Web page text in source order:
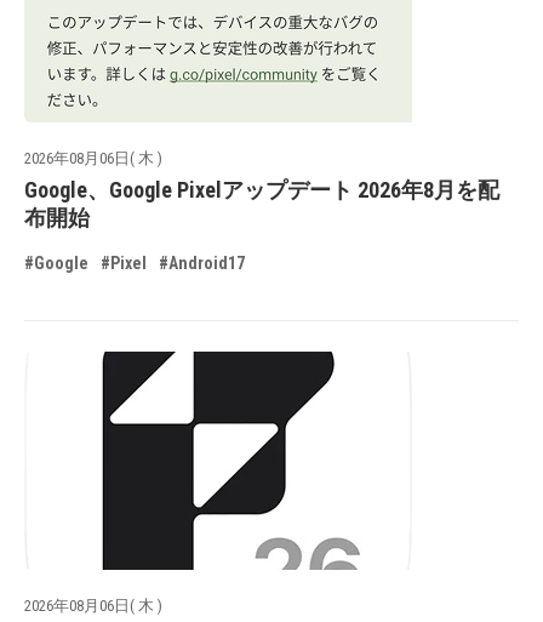
2026年08月06日( 木 )
Google、Google Pixelアップデート 2026年8月を配
布開始
#Google #Pixel #Android17
2026年08月06日( 木 )